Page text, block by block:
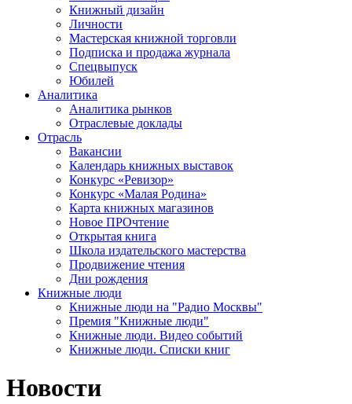
Книжный дизайн
Личности
Мастерская книжной торговли
Подписка и продажа журнала
Спецвыпуск
Юбилей
Аналитика
Аналитика рынков
Отраслевые доклады
Отрасль
Вакансии
Календарь книжных выставок
Конкурс «Ревизор»
Конкурс «Малая Родина»
Карта книжных магазинов
Новое ПРОчтение
Открытая книга
Школа издательского мастерства
Продвижение чтения
Дни рождения
Книжные люди
Книжные люди на "Радио Москвы"
Премия "Книжные люди"
Книжные люди. Видео событий
Книжные люди. Списки книг
Новости